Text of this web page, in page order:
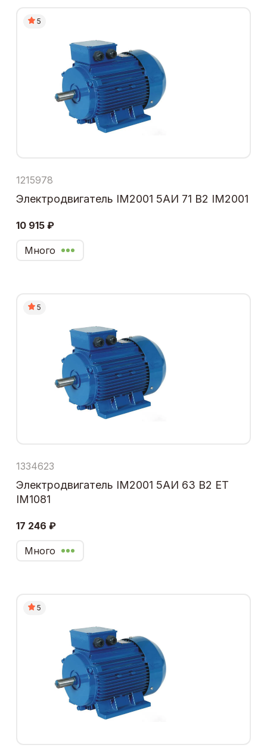
5
1215978
Электродвигатель IM2001 5АИ 71 В2 IM2001
10 915 ₽
Много
5
1334623
Электродвигатель IM2001 5АИ 63 В2 ЕТ
IM1081
17 246 ₽
Много
5